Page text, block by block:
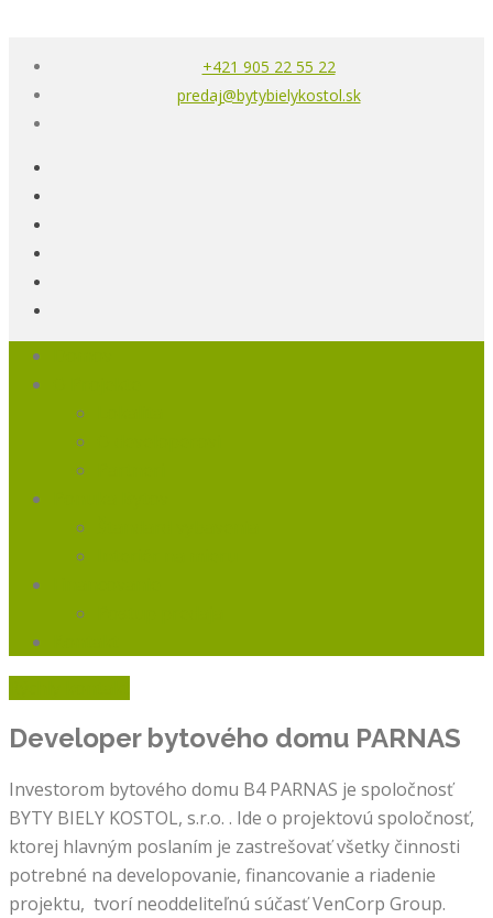
+421 905 22 55 22
predaj@bytybielykostol.sk
Developer bytového domu PARNAS
Investorom bytového domu B4 PARNAS je spoločnosť
BYTY BIELY KOSTOL, s.r.o. . Ide o projektovú spoločnosť,
ktorej hlavným poslaním je zastrešovať všetky činnosti
potrebné na developovanie, financovanie a riadenie
projektu, tvorí neoddeliteľnú súčasť VenCorp Group.